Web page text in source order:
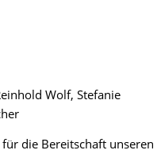
Wolf, Stefanie
die Bereitschaft unseren